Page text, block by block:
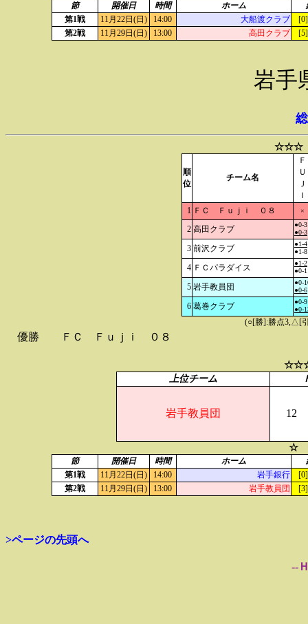
節 開催日 時間 ホーム
第1戦
11月22日(日) 14:00 大船渡クラブ
第2戦
11月29日(日) 13:00 高田クラブ
岩手
☆☆☆
順
位
チーム名
Ｆ
Ｕ
Ｊ
Ｉ
1 ＦＣ Ｆｕｊｉ ０８ ×
2 高田クラブ
●0-3
●0-3
3 前沢クラブ
●1-4
●1-8
4 ＦＣパラダイス
●1-2
●0-
5 岩手教員団
●0-
●0-6
6 葛巻クラブ
●0-9
●0-
(○[勝]:勝点3,△[
優勝 ＦＣ Ｆｕｊｉ ０８
上位チーム
岩手教員団 12
☆
節 開催日 時間 ホーム
第1戦
11月22日(日) 14:00 岩手銀行
第2戦
11月29日(日) 13:00 岩手教員団
>ページの先頭へ
--